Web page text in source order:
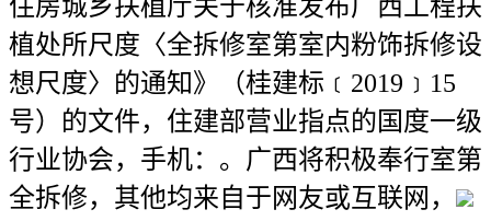
住房城乡扶植厅关于核准发布广西工程扶
植处所尺度〈全拆修室第室内粉饰拆修设
想尺度〉的通知》（桂建标﹝2019﹞15
号）的文件，住建部营业指点的国度一级
行业协会，手机：。广西将积极奉行室第
全拆修，其他均来自于网友或互联网，